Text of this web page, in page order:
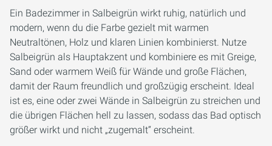
Ein Badezimmer in Salbeigrün wirkt ruhig, natürlich und
modern, wenn du die Farbe gezielt mit warmen
Neutraltönen, Holz und klaren Linien kombinierst. Nutze
Salbeigrün als Hauptakzent und kombiniere es mit Greige,
Sand oder warmem Weiß für Wände und große Flächen,
damit der Raum freundlich und großzügig erscheint. Ideal
ist es, eine oder zwei Wände in Salbeigrün zu streichen und
die übrigen Flächen hell zu lassen, sodass das Bad optisch
größer wirkt und nicht „zugemalt“ erscheint.